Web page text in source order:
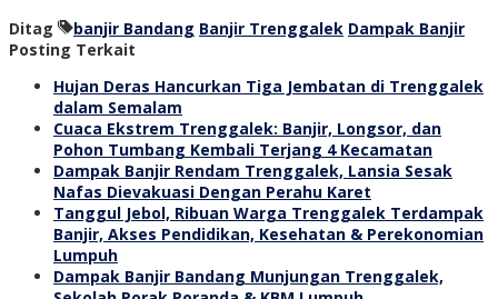
Ditag banjir Bandang Banjir Trenggalek Dampak Banjir
Posting Terkait
Hujan Deras Hancurkan Tiga Jembatan di Trenggalek
dalam Semalam
Cuaca Ekstrem Trenggalek: Banjir, Longsor, dan
Pohon Tumbang Kembali Terjang 4 Kecamatan
Dampak Banjir Rendam Trenggalek, Lansia Sesak
Nafas Dievakuasi Dengan Perahu Karet
Tanggul Jebol, Ribuan Warga Trenggalek Terdampak
Banjir, Akses Pendidikan, Kesehatan & Perekonomian
Lumpuh
Dampak Banjir Bandang Munjungan Trenggalek,